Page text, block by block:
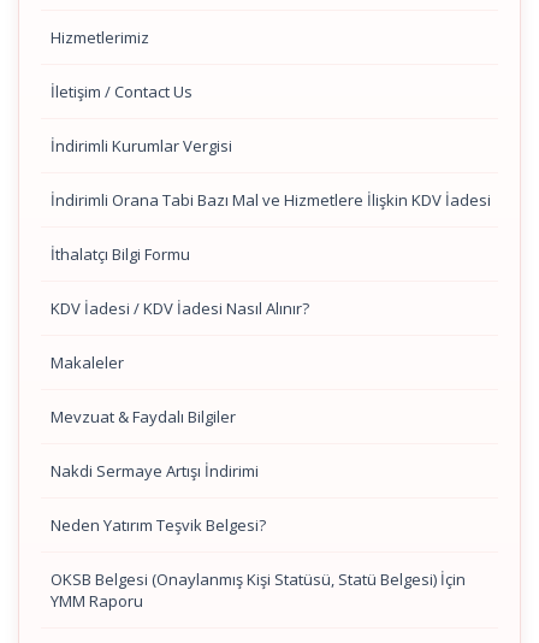
Hizmetlerimiz
İletişim / Contact Us
İndirimli Kurumlar Vergisi
İndirimli Orana Tabi Bazı Mal ve Hizmetlere İlişkin KDV İadesi
İthalatçı Bilgi Formu
KDV İadesi / KDV İadesi Nasıl Alınır?
Makaleler
Mevzuat & Faydalı Bilgiler
Nakdi Sermaye Artışı İndirimi
Neden Yatırım Teşvik Belgesi?
OKSB Belgesi (Onaylanmış Kişi Statüsü, Statü Belgesi) İçin
YMM Raporu